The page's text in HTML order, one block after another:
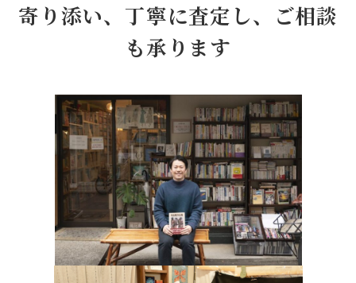
寄り添い、丁寧に査定し、ご相談
も承ります